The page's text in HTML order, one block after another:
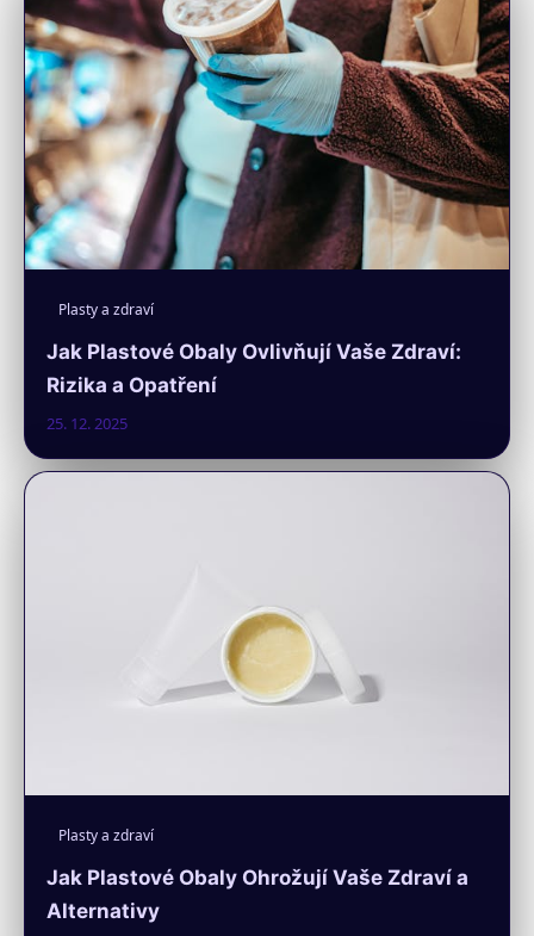
Plasty a zdraví
Jak Plastové Obaly Ovlivňují Vaše Zdraví:
Rizika a Opatření
25. 12. 2025
Plasty a zdraví
Jak Plastové Obaly Ohrožují Vaše Zdraví a
Alternativy